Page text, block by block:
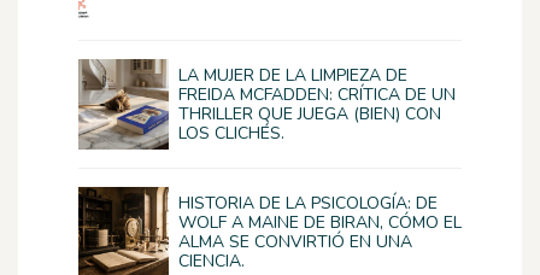
LA MUJER DE LA LIMPIEZA DE
FREIDA MCFADDEN: CRÍTICA DE UN
THRILLER QUE JUEGA (BIEN) CON
LOS CLICHÉS.
HISTORIA DE LA PSICOLOGÍA: DE
WOLF A MAINE DE BIRAN, CÓMO EL
ALMA SE CONVIRTIÓ EN UNA
CIENCIA.